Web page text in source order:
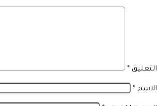
التعليق *
الاسم *